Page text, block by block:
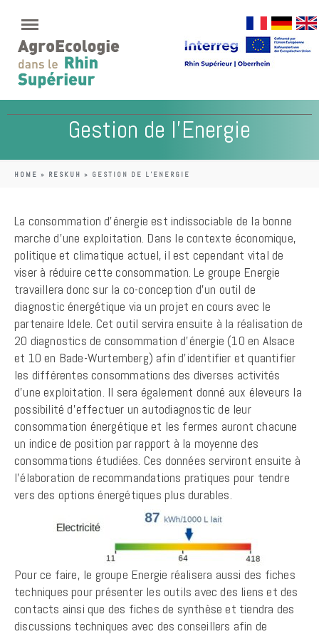
Gestion de l’Energie
HOME » RESKUH » GESTION DE L’ENERGIE
La consommation d’énergie est indissociable de la bonne
marche d’une exploitation. Dans le contexte économique,
politique et climatique actuel, il est cependant vital de
viser à réduire cette consommation. Le groupe Energie
travaillera donc sur la co-conception d’un outil de
diagnostic énergétique via un projet en cours avec le
partenaire Idele. Cet outil servira ensuite à la réalisation de
20 diagnostics de consommation d’énergie (10 en Alsace
et 10 en Bade-Wurtemberg) afin d’identifier et quantifier
les différentes consommations des diverses activités
d’une exploitation. Il sera également donné aux éleveurs la
possibilité d’effectuer un autodiagnostic de leur
consommation énergétique et les fermes auront chacune
un indice de position par rapport à la moyenne des
consommations étudiées. Ces données serviront ensuite à
l’élaboration de recommandations pratiques pour tendre
vers des options énergétiques plus durables.
Pour ce faire, le groupe Energie réalisera aussi des fiches
techniques pour présenter les outils avec des liens et des
contacts ainsi que des fiches de synthèse et tiendra des
discussions techniques avec des conseillers afin de